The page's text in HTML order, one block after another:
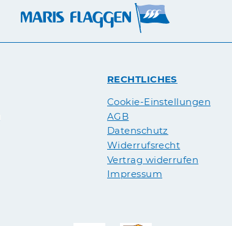
RECHTLICHES
Cookie-Einstellungen
AGB
Datenschutz
Widerrufsrecht
Vertrag widerrufen
Impressum